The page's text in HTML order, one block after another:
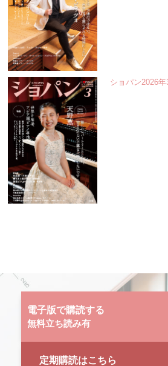
ショパン2026
電子版で購読する
無料立ち読み有
定期購読はこちら